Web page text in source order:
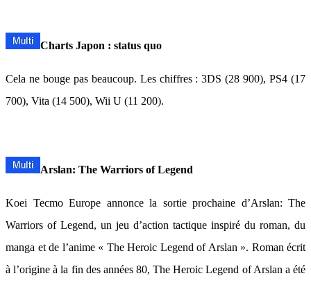
Charts Japon : status quo
Cela ne bouge pas beaucoup. Les chiffres : 3DS (28 900), PS4 (17
700), Vita (14 500), Wii U (11 200).
Arslan: The Warriors of Legend
Koei Tecmo Europe annonce la sortie prochaine d’Arslan: The
Warriors of Legend, un jeu d’action tactique inspiré du roman, du
manga et de l’anime « The Heroic Legend of Arslan ». Roman écrit
à l’origine à la fin des années 80, The Heroic Legend of Arslan a été